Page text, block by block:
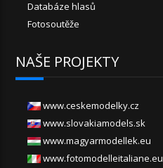
Databáze hlasů
Fotosoutěže
NAŠE PROJEKTY
www.ceskemodelky.cz
www.slovakiamodels.sk
www.magyarmodellek.eu
www.fotomodelleitaliane.eu